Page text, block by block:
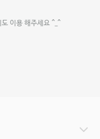
이용 해주세요 ^_^